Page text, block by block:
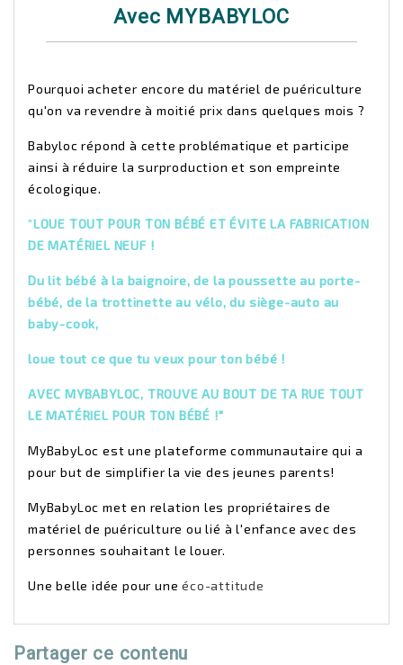
Avec MYBABYLOC
Pourquoi acheter encore du matériel de puériculture
qu'on va revendre à moitié prix dans quelques mois ?
Babyloc répond à cette problématique et participe
ainsi à réduire la surproduction et son empreinte
écologique.
"LOUE TOUT POUR TON BÉBÉ ET ÉVITE LA FABRICATION
DE MATÉRIEL NEUF !
Du lit bébé à la baignoire, de la poussette au porte-
bébé, de la trottinette au vélo, du siège-auto au
baby-cook,
loue tout ce que tu veux pour ton bébé !
AVEC MYBABYLOC, TROUVE AU BOUT DE TA RUE TOUT
LE MATÉRIEL POUR TON BÉBÉ !"
MyBabyLoc est une plateforme communautaire qui a
pour but de simplifier la vie des jeunes parents!
MyBabyLoc met en relation les propriétaires de
matériel de puériculture ou lié à l'enfance avec des
personnes souhaitant le louer.
Une belle idée pour uneéco-attitude
Partager ce contenu